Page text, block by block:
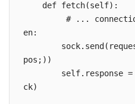
    def fetch(self):
# ...
en:
pos;))
self.response